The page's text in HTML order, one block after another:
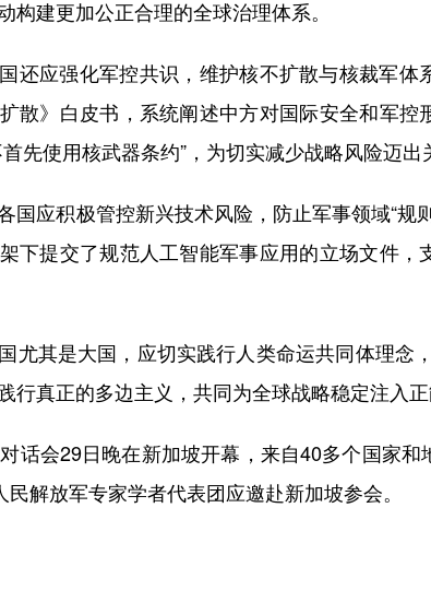
构建更加公正合理的全球治理体系。
应强化军控共识，维护核不扩散与核裁军体
散》白皮书，系统阐述中方对国际安全和军控
先使用核武器条约”，为切实减少战略风险迈出
应积极管控新兴技术风险，防止军事领域“规
下提交了规范人工智能军事应用的立场文件，
其是大国，应切实践行人类命运共同体理念
行真正的多边主义，共同为全球战略稳定注入正
会29日晚在新加坡开幕，来自40多个国家和
解放军专家学者代表团应邀赴新加坡参会。